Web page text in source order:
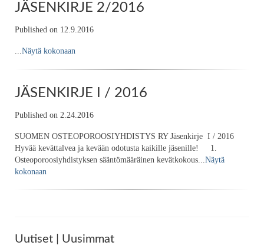
JÄSENKIRJE 2/2016
Published on 12.9.2016
Näytä kokonaan
JÄSENKIRJE I / 2016
Published on 2.24.2016
SUOMEN OSTEOPOROOSIYHDISTYS RY Jäsenkirje I / 2016
Hyvää kevättalvea ja kevään odotusta kaikille jäsenille! 1.
Osteoporoosiyhdistyksen sääntömääräinen kevätkokous... Näytä
kokonaan
Uutiset | Uusimmat